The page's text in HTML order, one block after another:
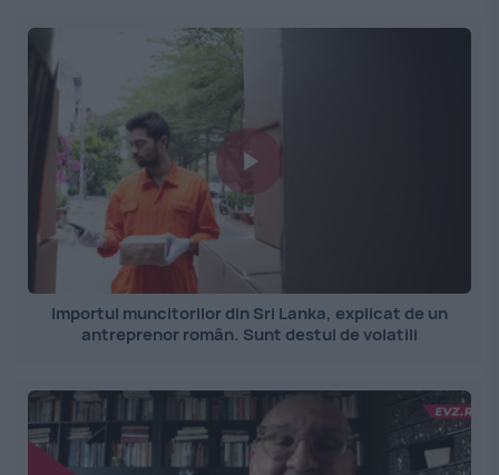
Importul muncitorilor din Sri Lanka, explicat de un
antreprenor român. Sunt destul de volatili